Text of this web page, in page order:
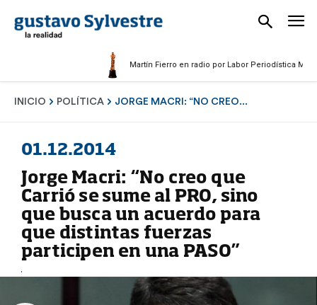
Martín Fierro en radio por Labor Periodística Masculina
INICIO POLÍTICA JORGE MACRI: “NO CREO...
01.12.2014
Jorge Macri: “No creo que
Carrió se sume al PRO, sino
que busca un acuerdo para
que distintas fuerzas
participen en una PASO”